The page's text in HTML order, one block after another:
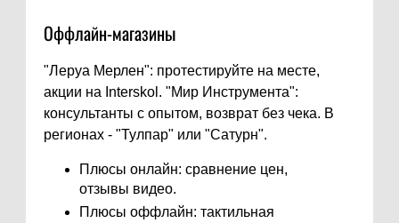
Оффлайн-магазины
"Леруа Мерлен": протестируйте на месте,
акции на Interskol. "Мир Инструмента":
консультанты с опытом, возврат без чека. В
регионах - "Тулпар" или "Сатурн".
Плюсы онлайн: сравнение цен,
отзывы видео.
Плюсы оффлайн: тактильная